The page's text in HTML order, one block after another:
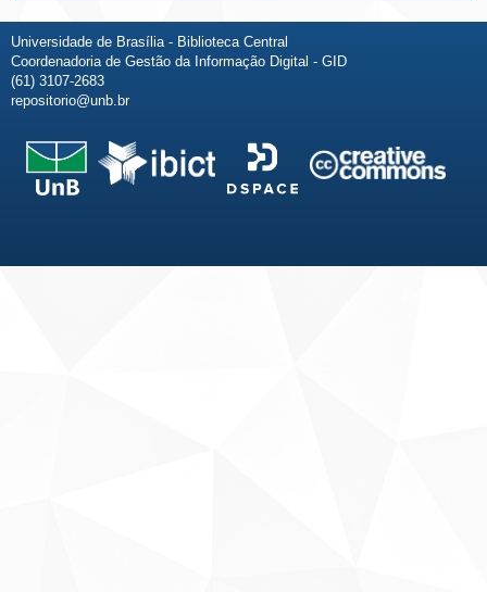
Universidade de Brasília - Biblioteca Central
Coordenadoria de Gestão da Informação Digital - GID
(61) 3107-2683
repositorio@unb.br